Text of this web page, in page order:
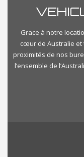
Grace à notre
cœur de Australie
proximités de nos
l’ensemble de